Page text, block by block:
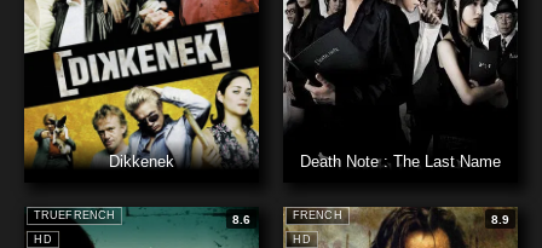
Dikkenek Death Note : The Last Name
HD
TRUEFRENCH 8.6
HD
FRENCH 8.9